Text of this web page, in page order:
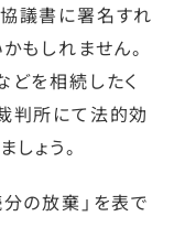
議書に署名すれ
もしれません。
どを相続したく
判所にて法的効
ょう。
の放棄」を表で